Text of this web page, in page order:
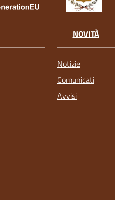
NOVITÀ
Notizie
Comunicati
Avvisi